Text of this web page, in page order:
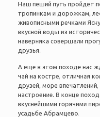
Наш пеший путь пройдет
тропинкам и дорожкам,
живописными речками
вкусной воды из
наверняка совершали
друзья.
А еще в этом походе нас
чай на костре, отличная
друзей, море
настроение. В конце
вкуснейшими горячими
усадьбе Абрамцево.